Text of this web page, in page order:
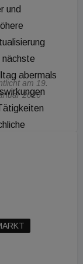
und
abermals
von einer
am 19.
2026